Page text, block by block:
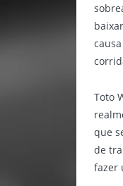
Toto
que
de
fazer